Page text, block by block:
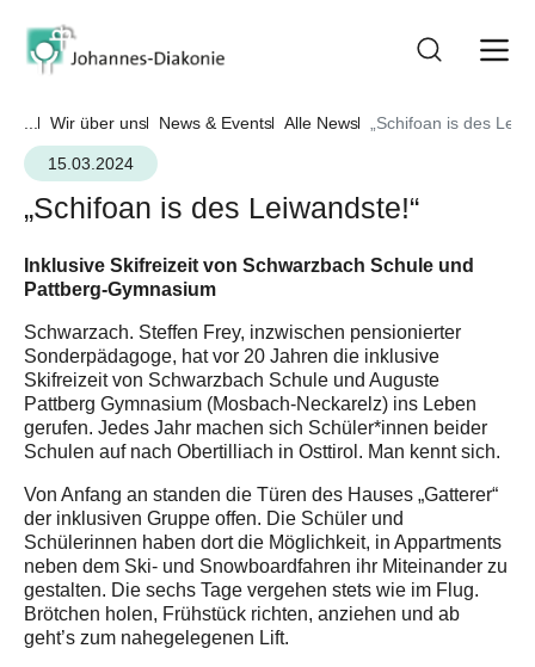
... Wir über uns News & Events Alle News „Schifoan is des
15.03.2024
„Schifoan is des Leiwandste!“
Inklusive Skifreizeit von Schwarzbach Schule und
Pattberg-Gymnasium
Schwarzach. Steffen Frey, inzwischen pensionierter
Sonderpädagoge, hat vor 20 Jahren die inklusive
Skifreizeit von Schwarzbach Schule und Auguste
Pattberg Gymnasium (Mosbach-Neckarelz) ins Leben
gerufen. Jedes Jahr machen sich Schüler*innen beider
Schulen auf nach Obertilliach in Osttirol. Man kennt sich.
Von Anfang an standen die Türen des Hauses „Gatterer“
der inklusiven Gruppe offen. Die Schüler und
Schülerinnen haben dort die Möglichkeit, in Appartments
neben dem Ski- und Snowboardfahren ihr Miteinander zu
gestalten. Die sechs Tage vergehen stets wie im Flug.
Brötchen holen, Frühstück richten, anziehen und ab
geht’s zum nahegelegenen Lift.